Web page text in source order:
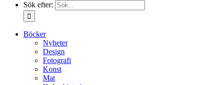
Sök efter:
Böcker
Nyheter
Design
Fotografi
Konst
Mat